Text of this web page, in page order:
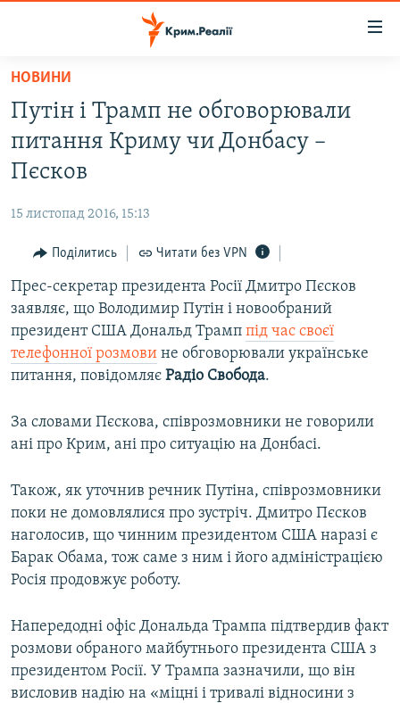
Перейти
основного
матеріалу
Перейти
до
основної
Перейти
пошуку
ВОДА.КРИМ
ВІДЕО ТА ФОТО
БЛОГИ
ПОГЛЯД
ІНТЕРВ'Ю
ВСЕ ЗА ДЕНЬ
СПЕЦПРОЕКТИ
ДЕПОРТАЦІЯ
ВІДЕОУРОКИ «ELIFBE»
СВІДЧЕННЯ ОКУПАЦІЇ
ІНФОГРАФІКА
ЯК ОБІЙТИ БЛОКУВАННЯ
Русский
ДОЛУЧАЙСЯ!
НОВИНИ
Путін і Трамп не обговорювали
питання Криму чи Донбасу –
Пєсков
15 листопад 2016, 15:13
Поділитись Читати без VPN
Прес-секретар президента Росії Дмитро Пєсков
заявляє, що Володимир Путін і новообраний
президент США Дональд Трамп під час своєї
телефонної розмови не обговорювали українське
питання, повідомляє Радіо Свобода.
За словами Пєскова, співрозмовники не говорили
ані про Крим, ані про ситуацію на Донбасі.
Також, як уточнив речник Путіна, співрозмовники
поки не домовлялися про зустріч. Дмитро Пєсков
наголосив, що чинним президентом США наразі є
Барак Обама, тож саме з ним і його адміністрацією
Росія продовжує роботу.
Напередодні офіс Дональда Трампа підтвердив факт
розмови обраного майбутнього президента США з
президентом Росії. У Трампа зазначили, що він
висловив надію на «міцні і тривалі відносини з